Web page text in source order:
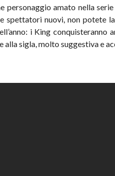
personaggio amato nella
spettatori nuovi, non potete
i King conquisteranno
alla sigla, molto suggestiva e